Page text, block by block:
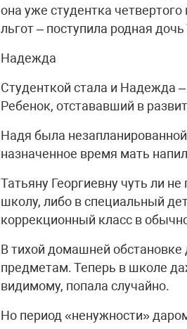
она уже студентка
льгот – поступила родная
Надежда
Студенткой стала и Надежда
Ребенок, отстававший в
Надя была
назначенное время мать
Татьяну Георгиевну чуть ли
школу, либо в специальный
коррекционный класс в
В тихой домашней обстановке
предметам. Теперь в школе
видимому, попала случайно.
Но период «ненужности»